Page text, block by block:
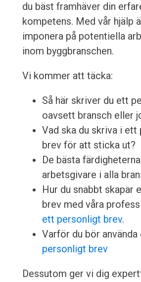
du bäst framhäver din
kompetens. Med vår hjälp
imponera på potentiella
inom byggbranschen.
Vi kommer att täcka:
Så här skriver du ett
oavsett bransch eller
Vad ska du skriva i ett
brev för att sticka ut?
De bästa
arbetsgivare i alla
Hur du snabbt skapar
brev med våra
ett personligt brev.
Varför du bör använda
personligt brev
Dessutom ger vi dig